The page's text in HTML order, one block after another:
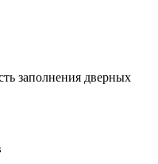
заполнения дверных